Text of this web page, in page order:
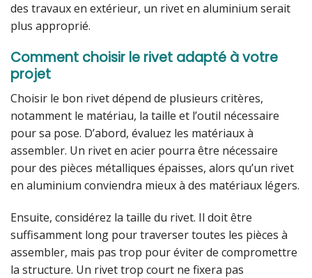
des travaux en extérieur, un rivet en aluminium serait
plus approprié.
Comment choisir le rivet adapté à votre
projet
Choisir le bon rivet dépend de plusieurs critères,
notamment le matériau, la taille et l’outil nécessaire
pour sa pose. D’abord, évaluez les matériaux à
assembler. Un rivet en acier pourra être nécessaire
pour des pièces métalliques épaisses, alors qu’un rivet
en aluminium conviendra mieux à des matériaux légers.
Ensuite, considérez la taille du rivet. Il doit être
suffisamment long pour traverser toutes les pièces à
assembler, mais pas trop pour éviter de compromettre
la structure. Un rivet trop court ne fixera pas